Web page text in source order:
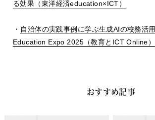
る効果（東洋経済education×ICT）
・ 自治体の実践事例に学ぶ生成AIの校務活用
Education Expo 2025（教育と ICT Online）
おすすめ記事